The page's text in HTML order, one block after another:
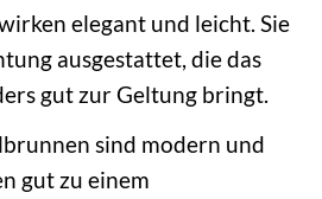
elegant und leicht. Sie
ausgestattet, die das
gut zur Geltung bringt.
sind modern und
gut zu einem